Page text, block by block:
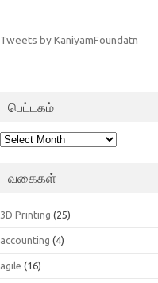
Tweets by KaniyamFoundatn
பெட்டகம்
பெட்டகம்
வகைகள்
3D Printing (25)
accounting (4)
agile (16)